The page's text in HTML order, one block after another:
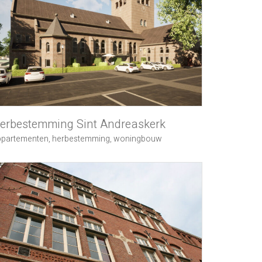
Sint Andreaskerk
, herbestemming,woningbouw